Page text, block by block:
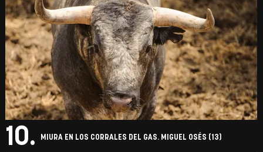
10. MIURA EN LOS CORRALES DEL GAS. MIGUEL OSÉS (13)